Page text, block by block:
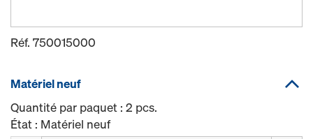
Réf. 750015000
Matériel neuf
Quantité par paquet : 2 pcs.
État : Matériel neuf